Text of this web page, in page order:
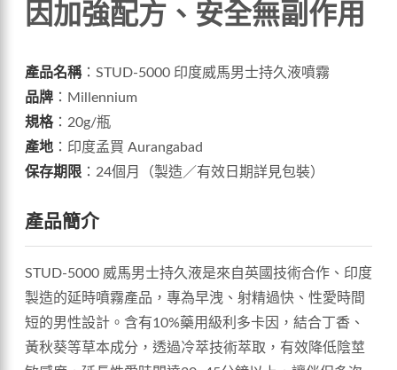
因加強配方、安全無副作用
產品名稱：STUD-5000 印度威馬男士持久液噴霧
品牌 ：Millennium
規格：20g/瓶
產地 ：印度孟買 Aurangabad
保存期限 ：24個月（製造／有效日期詳見包裝）
產品簡介
STUD-5000 威馬男士持久液是來自英國技術合作、印度
製造的延時噴霧產品，專為早洩、射精過快、性愛時間
短的男性設計。含有10%藥用級利多卡因，結合丁香、
黃秋葵等草本成分，透過冷萃技術萃取，有效降低陰莖